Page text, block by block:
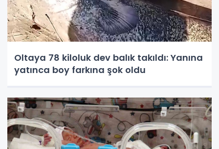
Oltaya 78 kiloluk dev balık takıldı: Yanına
yatınca boy farkına şok oldu